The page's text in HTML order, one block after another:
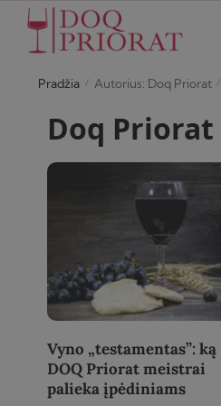
Pradžia / Autorius: Doq Priorat /
Doq Priorat
Vyno „testamentas”: ką
DOQ Priorat meistrai
palieka įpėdiniams